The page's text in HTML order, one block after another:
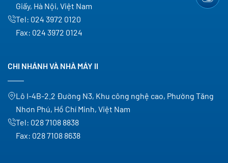
Giấy, Hà Nội, Việt Nam
Tel: 024 3972 0120
Fax: 024 3972 0124
CHI NHÁNH VÀ NHÀ MÁY II
Lô I-4B-2.2 Đường N3, Khu công nghệ cao, Phường Tăng
Nhơn Phú, Hồ Chí Minh, Việt Nam
Tel: 028 7108 8838
Fax: 028 7108 8638